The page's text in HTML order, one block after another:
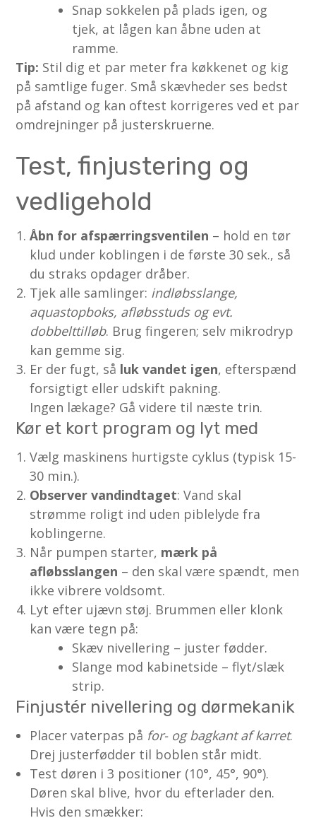
Snap sokkelen på plads igen, og
tjek, at lågen kan åbne uden at
ramme.
Tip: Stil dig et par meter fra køkkenet og kig
på samtlige fuger. Små skævheder ses bedst
på afstand og kan oftest korrigeres ved et par
omdrejninger på justerskruerne.
Test, finjustering og
vedligehold
Åbn for afspærringsventilen – hold en tør
klud under koblingen i de første 30 sek., så
du straks opdager dråber.
Tjek alle samlinger: indløbsslange,
aquastopboks, afløbsstuds og evt.
dobbelttilløb. Brug fingeren; selv mikrodryp
kan gemme sig.
Er der fugt, så luk vandet igen, efterspænd
forsigtigt eller udskift pakning.
Ingen lækage? Gå videre til næste trin.
Kør et kort program og lyt med
Vælg maskinens hurtigste cyklus (typisk 15-
30 min.).
Observer vandindtaget: Vand skal
strømme roligt ind uden piblelyde fra
koblingerne.
Når pumpen starter, mærk på
afløbsslangen – den skal være spændt, men
ikke vibrere voldsomt.
Lyt efter ujævn støj. Brummen eller klonk
kan være tegn på:
Skæv nivellering – juster fødder.
Slange mod kabinetside – flyt/slæk
strip.
Finjustér nivellering og dørmekanik
Placer vaterpas på for- og bagkant af karret.
Drej justerfødder til boblen står midt.
Test døren i 3 positioner (10°, 45°, 90°).
Døren skal blive, hvor du efterlader den.
Hvis den smækker: